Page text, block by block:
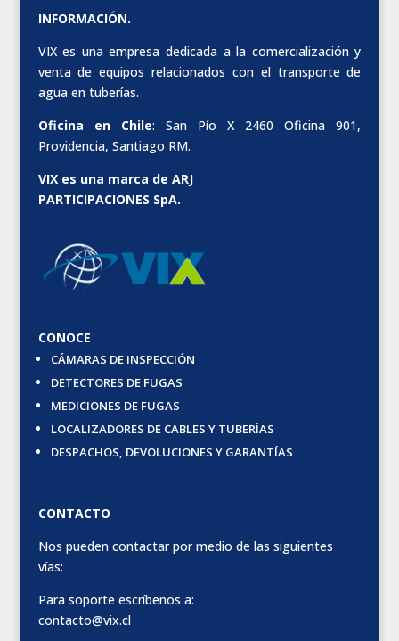
INFORMACIÓN.
VIX es una empresa dedicada a la comercialización y
venta de equipos relacionados con el transporte de
agua en tuberías.
Oficina en Chile: San Pío X 2460 Oficina 901,
Providencia, Santiago RM.
VIX es una marca de ARJ
PARTICIPACIONES SpA.
CONOCE
CÁMARAS DE INSPECCIÓN
DETECTORES DE FUGAS
MEDICIONES DE FUGAS
LOCALIZADORES DE CABLES Y TUBERÍAS
DESPACHOS, DEVOLUCIONES Y GARANTÍAS
CONTACTO
Nos pueden contactar por medio de las siguientes
vías:
Para soporte escríbenos a:
contacto@vix.cl